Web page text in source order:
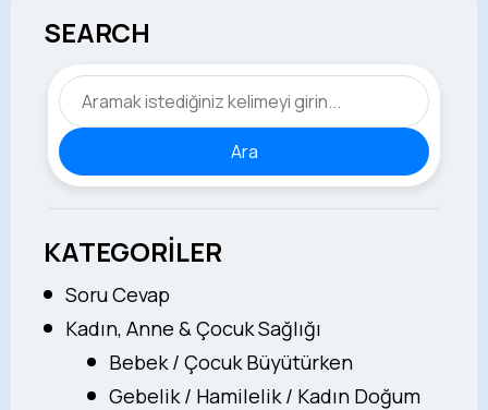
SEARCH
Ara
KATEGORİLER
Soru Cevap
Kadın, Anne & Çocuk Sağlığı
Bebek / Çocuk Büyütürken
Gebelik / Hamilelik / Kadın Doğum